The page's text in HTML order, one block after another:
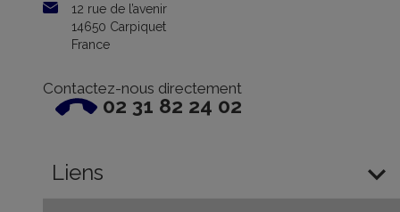
12 rue de l’avenir
14650 Carpiquet
France
Contactez-nous directement
02 31 82 24 02
Liens 